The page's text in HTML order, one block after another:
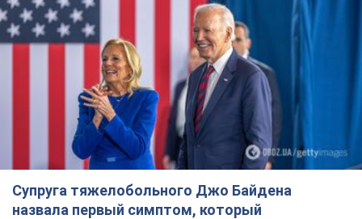
Супруга тяжелобольного Джо Байдена
назвала первый симптом, который